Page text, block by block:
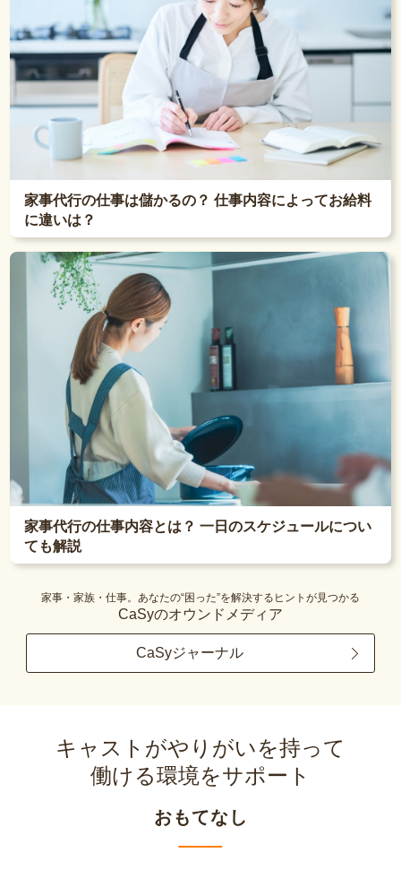
家事代行の仕事は儲かるの？ 仕事内容によってお給料
に違いは？
家事代行の仕事内容とは？ 一日のスケジュールについ
ても解説
家事・家族・仕事。あなたの“困った”を解決するヒントが見つかる
CaSyのオウンドメディア
CaSyジャーナル
キャストがやりがいを持って
働ける環境をサポート
おもてなし